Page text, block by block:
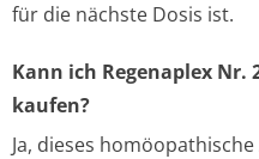
für die nächste Dosis ist.
Kann ich Regenaplex Nr.
kaufen?
Ja, dieses